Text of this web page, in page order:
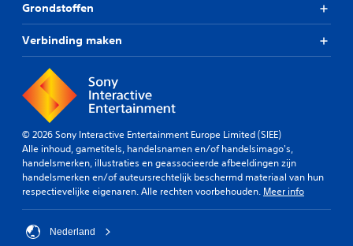
Grondstoffen
Verbinding maken
© 2026 Sony Interactive Entertainment Europe Limited (SIEE)
Alle inhoud, gametitels, handelsnamen en/of handelsimago's,
handelsmerken, illustraties en geassocieerde afbeeldingen zijn
handelsmerken en/of auteursrechtelijk beschermd materiaal van hun
respectievelijke eigenaren. Alle rechten voorbehouden. Meer info
Nederland